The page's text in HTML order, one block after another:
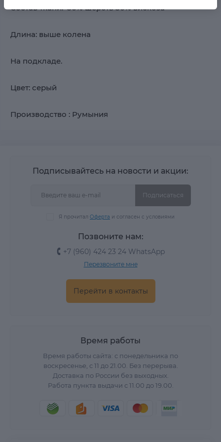
Состав ткани: 50% шерсть 50% вискоза
Длина: выше колена
На подкладе.
Цвет: серый
Производство : Румыния
Подписывайтесь на новости и акции:
Подписаться
Я прочитал Оферта и согласен с условиями
Позвоните нам:
+7 (960) 424 23 24 WhatsApp
Перезвоните мне
Перейти в контакты
Время работы
Время работы сайта: с понедельника по
воскресенье, с 11 до 21.00. Без перерыва.
Доставка по России без выходных.
Работа пункта выдачи с 11.00 до 19.00.